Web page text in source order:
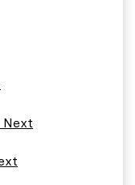
Next